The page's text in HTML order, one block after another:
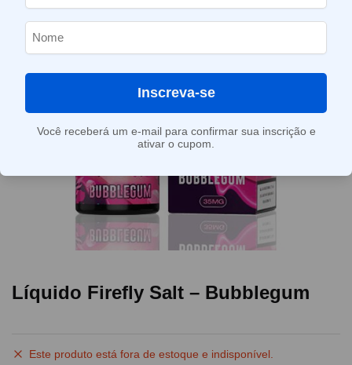
Líquido Firefly Salt – Bubblegum
Este produto está fora de estoque e indisponível.
Inscreva-se
Você receberá um e-mail para confirmar sua inscrição e
ativar o cupom.